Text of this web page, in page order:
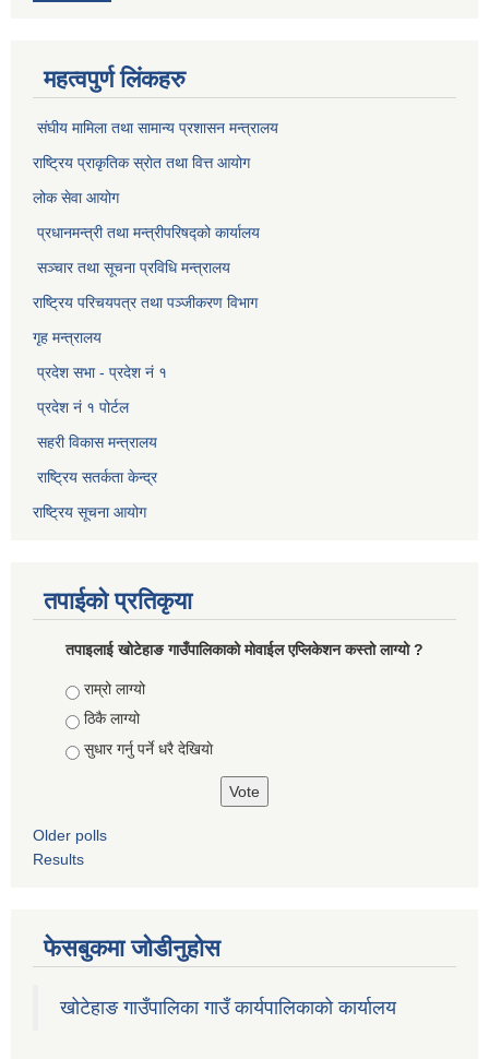
महत्वपुर्ण लिंकहरु
संघीय मामिला तथा सामान्य प्रशासन मन्त्रालय
राष्ट्रिय प्राकृतिक स्राेत तथा वित्त आयोग
लोक सेवा आयोग
प्रधानमन्त्री तथा मन्त्रीपरिषद्को कार्यालय
सञ्‍चार तथा सूचना प्रविधि मन्त्रालय
राष्ट्रिय परिचयपत्र तथा पञ्जीकरण विभाग​
गृह मन्त्रालय
प्रदेश सभा - प्रदेश नं १
प्रदेश नं १ पोर्टल
सहरी विकास मन्त्रालय
राष्ट्रिय सतर्कता केन्द्र
राष्ट्रिय सूचना आयोग
तपाईको प्रतिकृया
तपाइलाई खोटेहाङ गाउँपालिकाको माेवाईल एप्लिकेशन कस्तो लाग्यो ?
Choices
राम्रो लाग्यो
ठिकै लाग्यो
सुधार गर्नु पर्ने धरै देखियाे
Older polls
Results
फेसबुकमा जोडीनुहोस
खोटेहाङ गाउँपालिका गाउँ कार्यपालिकाको कार्यालय